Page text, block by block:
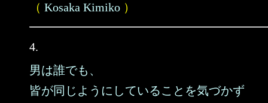
（ Kosaka Kimiko ）
4.
男は誰でも、
皆が同じようにしていることを気づかず